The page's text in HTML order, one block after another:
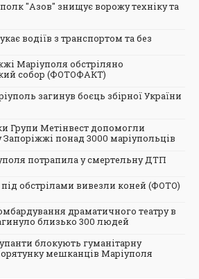
"Азов" знищує ворожу техніку та
водіїв з транспортом та без
Маріуполя обстріляно
собор (ФОТОФАКТ)
загинув боєць збірної України
Групи Метінвест допомогли
Запоріжжі понад 3000 маріупольців
потрапила у смертельну ДТП
обстрілами вивезли коней (ФОТО)
драматичного театру в
близько 300 людей
блокують гуманітарну
мешканців Маріуполя